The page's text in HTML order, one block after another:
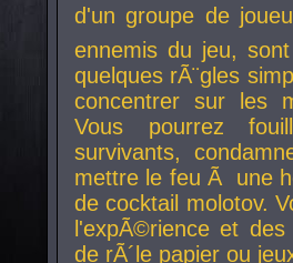
d'un groupe de
ennemis du jeu,
quelques rÃ¨gles
concentrer sur les
Vous pourrez
survivants,
mettre le feu Ã une
de cocktail molotov.
l'expÃ©rience et
de rÃ´le papier ou